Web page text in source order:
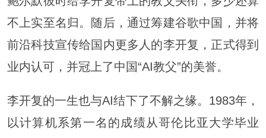
不上实至名归。随后，通过筹建谷歌中国，并将
前沿科技宣传给国内更多人的李开复，正式得到
业内认可，并冠上了中国“AI教父”的美誉。
李开复的一生也与AI结下了不解之缘。1983年，
以计算机系第一名的成绩从哥伦比亚大学毕业